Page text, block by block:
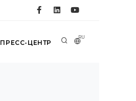
RU
ПРЕСС-ЦЕНТР